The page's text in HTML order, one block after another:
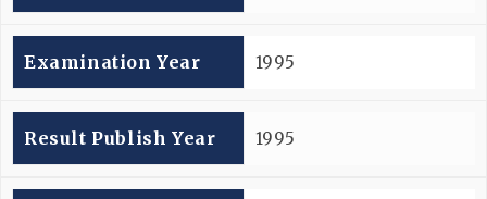
Examination Year 1995
Result Publish Year 1995